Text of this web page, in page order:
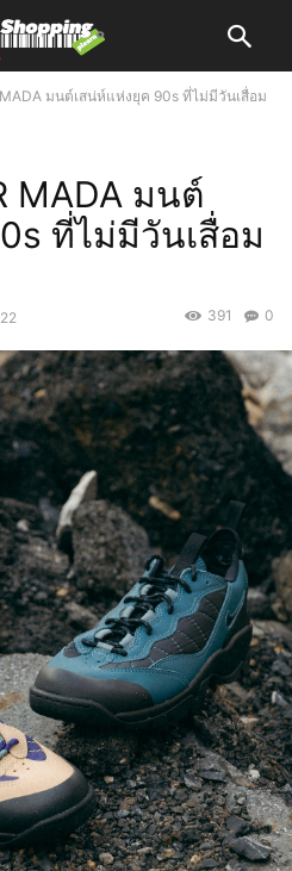
MADA มนต์เสน่ห์แห่งยุค 90s ที่ไม่มีวันเสื่อม
MADA มนต์
ที่ไม่มีวันเสื่อม
0
391